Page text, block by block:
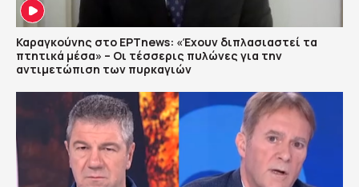
Καραγκούνης στο ΕΡΤnews: «Έχουν διπλασιαστεί τα
πτητικά μέσα» – Οι τέσσερις πυλώνες για την
αντιμετώπιση των πυρκαγιών